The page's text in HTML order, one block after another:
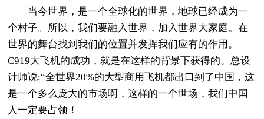
当今世界，是一个全球化的世界，地球已经成为一
个村子。所以，我们要融入世界，加入世界大家庭。在
世界的舞台找到我们的位置并发挥我们应有的作用。
C919大飞机的成功，就是在这样的背景下获得的。总设
计师说:“全世界20%的大型商用飞机都出口到了中国，这
是一个多么庞大的市场啊，这样的一个世场，我们中国
人一定要占领！